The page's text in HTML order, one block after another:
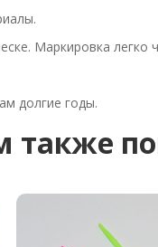
Маркировка
долгие годы.
также